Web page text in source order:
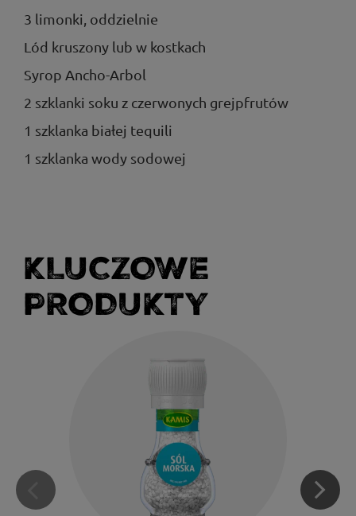
3 limonki, oddzielnie
Lód kruszony lub w kostkach
Syrop Ancho-Arbol
2 szklanki soku z czerwonych grejpfrutów
1 szklanka białej tequili
1 szklanka wody sodowej
KLUCZOWE
PRODUKTY